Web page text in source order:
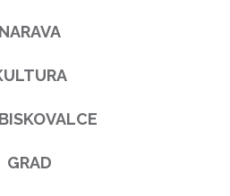
NARAVA
GRAD